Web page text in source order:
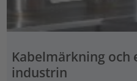
Kabelmärkning
industrin